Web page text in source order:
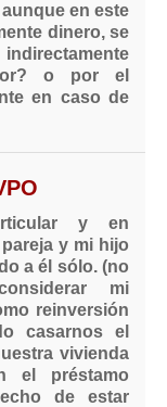
en este
dinero, se
o por el
en caso de
y en
y mi hijo
a él sólo. (no
mi
reinversión
casarnos el
vivienda
el préstamo
de estar